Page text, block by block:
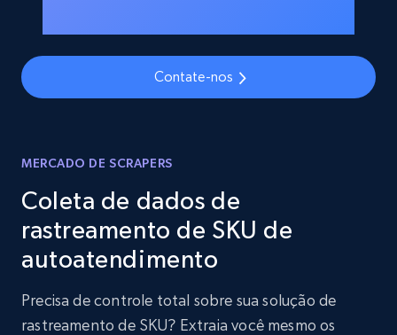
Contate-nos
MERCADO DE SCRAPERS
Coleta de dados de
rastreamento de SKU de
autoatendimento
Precisa de controle total sobre sua solução de
rastreamento de SKU? Extraia você mesmo os